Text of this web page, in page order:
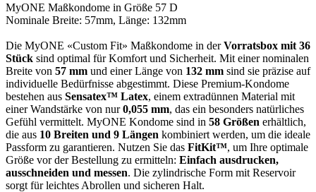
MyONE Maßkondome in Größe 57 D
Nominale Breite: 57mm, Länge: 132mm
Die MyONE «Custom Fit» Maßkondome in derVorratsbox mit 36
Stück sind optimal für Komfort und Sicherheit. Mit einer nominalen
Breite von 57 mm und einer Länge von 132 mm sind sie präzise auf
individuelle Bedürfnisse abgestimmt. Diese Premium-Kondome
bestehen aus Sensatex™ Latex, einem extradünnen Material mit
einer Wandstärke von nur0,055 mm, das ein besonders natürliches
Gefühl vermittelt. MyONE Kondome sind in 58 Größen erhältlich,
die aus 10 Breiten und 9 Längen kombiniert werden, um die ideale
Passform zu garantieren. Nutzen Sie das FitKit™, um Ihre optimale
Größe vor der Bestellung zu ermitteln: Einfach ausdrucken,
ausschneiden und messen. Die zylindrische Form mit Reservoir
sorgt für leichtes Abrollen und sicheren Halt.